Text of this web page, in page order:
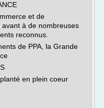
et de
à de nombreuses
reconnus.
de PPA, la Grande
en plein coeur